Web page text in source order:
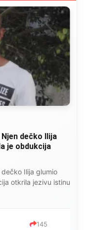
dečko Ilija
je obdukcija
Ilija glumio
otkrila jezivu istinu
145